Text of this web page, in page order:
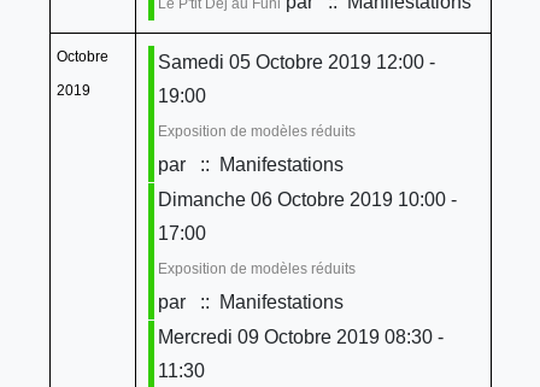
Le P'tit Déj au Funi
Octobre
2019
Samedi 05 Octobre 2019 12:00 -
19:00
Exposition de modèles réduits
par
:: Manifestations
Dimanche 06 Octobre 2019 10:00 -
17:00
Exposition de modèles réduits
par
:: Manifestations
Mercredi 09 Octobre 2019 08:30 -
11:30